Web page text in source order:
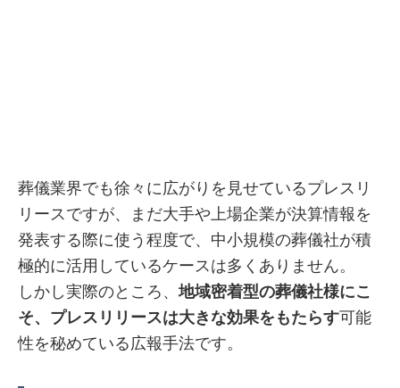
葬儀業界でも徐々に広がりを見せているプレスリ
リースですが、まだ大手や上場企業が決算情報を
発表する際に使う程度で、中小規模の葬儀社が積
極的に活用しているケースは多くありません。
しかし実際のところ、地域密着型の葬儀社様にこ
そ、プレスリリースは大きな効果をもたらす可能
性を秘めている広報手法です。